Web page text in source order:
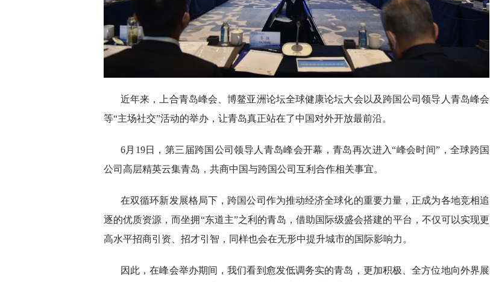
近年来，上合青岛峰会、博鳌亚洲论坛全球健康论坛大会以及跨国公司领导人青岛峰会
等“主场社交”活动的举办，让青岛真正站在了中国对外开放最前沿。
6月19日，第三届跨国公司领导人青岛峰会开幕，青岛再次进入“峰会时间”，全球跨国
公司高层精英云集青岛，共商中国与跨国公司互利合作相关事宜。
在双循环新发展格局下，跨国公司作为推动经济全球化的重要力量，正成为各地竞相追
逐的优质资源，而坐拥“东道主”之利的青岛，借助国际级盛会搭建的平台，不仅可以实现更
高水平招商引资、招才引智，同样也会在无形中提升城市的国际影响力。
因此，在峰会举办期间，我们看到愈发低调务实的青岛，更加积极、全方位地向外界展